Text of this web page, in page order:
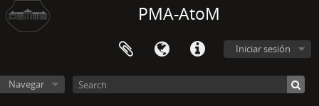
PMA-AtoM
Iniciar sesión
Navegar